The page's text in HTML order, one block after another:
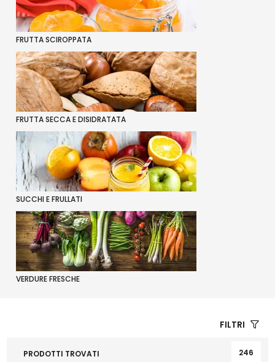
FRUTTA SCIROPPATA
FRUTTA SECCA E DISIDRATATA
SUCCHI E FRULLATI
VERDURE FRESCHE
FILTRI
PRODOTTI TROVATI 246